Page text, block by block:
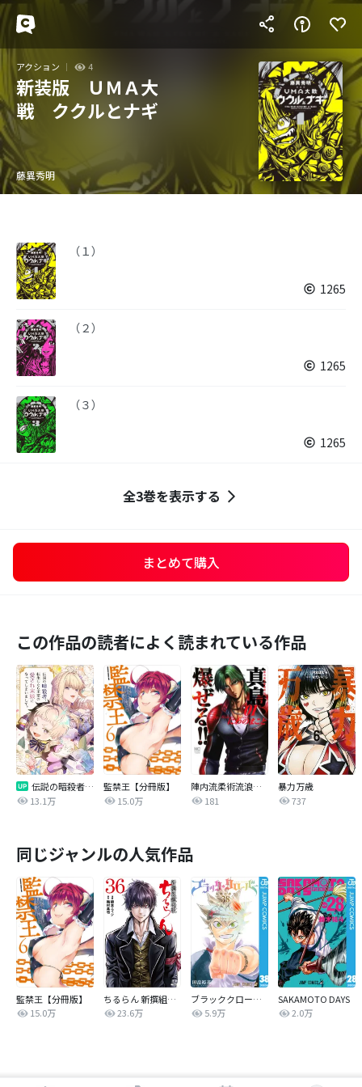
アクション 4
新装版 ＵＭＡ大
戦 ククルとナギ
藤異秀明
（１）
1265
（２）
1265
（３）
1265
全3巻を表示する
まとめて購入
この作品の読者によく読まれている作品
伝説の暗殺者、転生したら王家の愛され末娘になってしまいまして。【タテヨミ】
13.1万
監禁王【分冊版】
15.0万
陣内流柔術流浪伝 真島、爆ぜる！！
181
暴力万歳
737
同じジャンルの人気作品
監禁王【分冊版】
15.0万
ちるらん 新撰組鎮魂歌
23.6万
ブラッククローバー
5.9万
SAKAMOTO DAYS
2.0万